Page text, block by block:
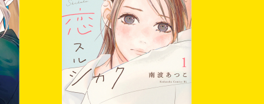
合があります。
を中止・途中で終了
のでご注意くださ
だきますのでご注意